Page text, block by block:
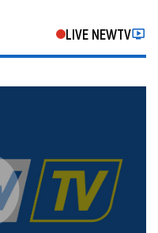
LIVE NEWTV